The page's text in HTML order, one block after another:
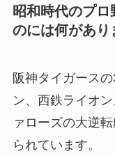
昭和時代のプ
のには何があり
阪神タイガース
ン、西鉄ライオ
ァローズの大逆
られています。